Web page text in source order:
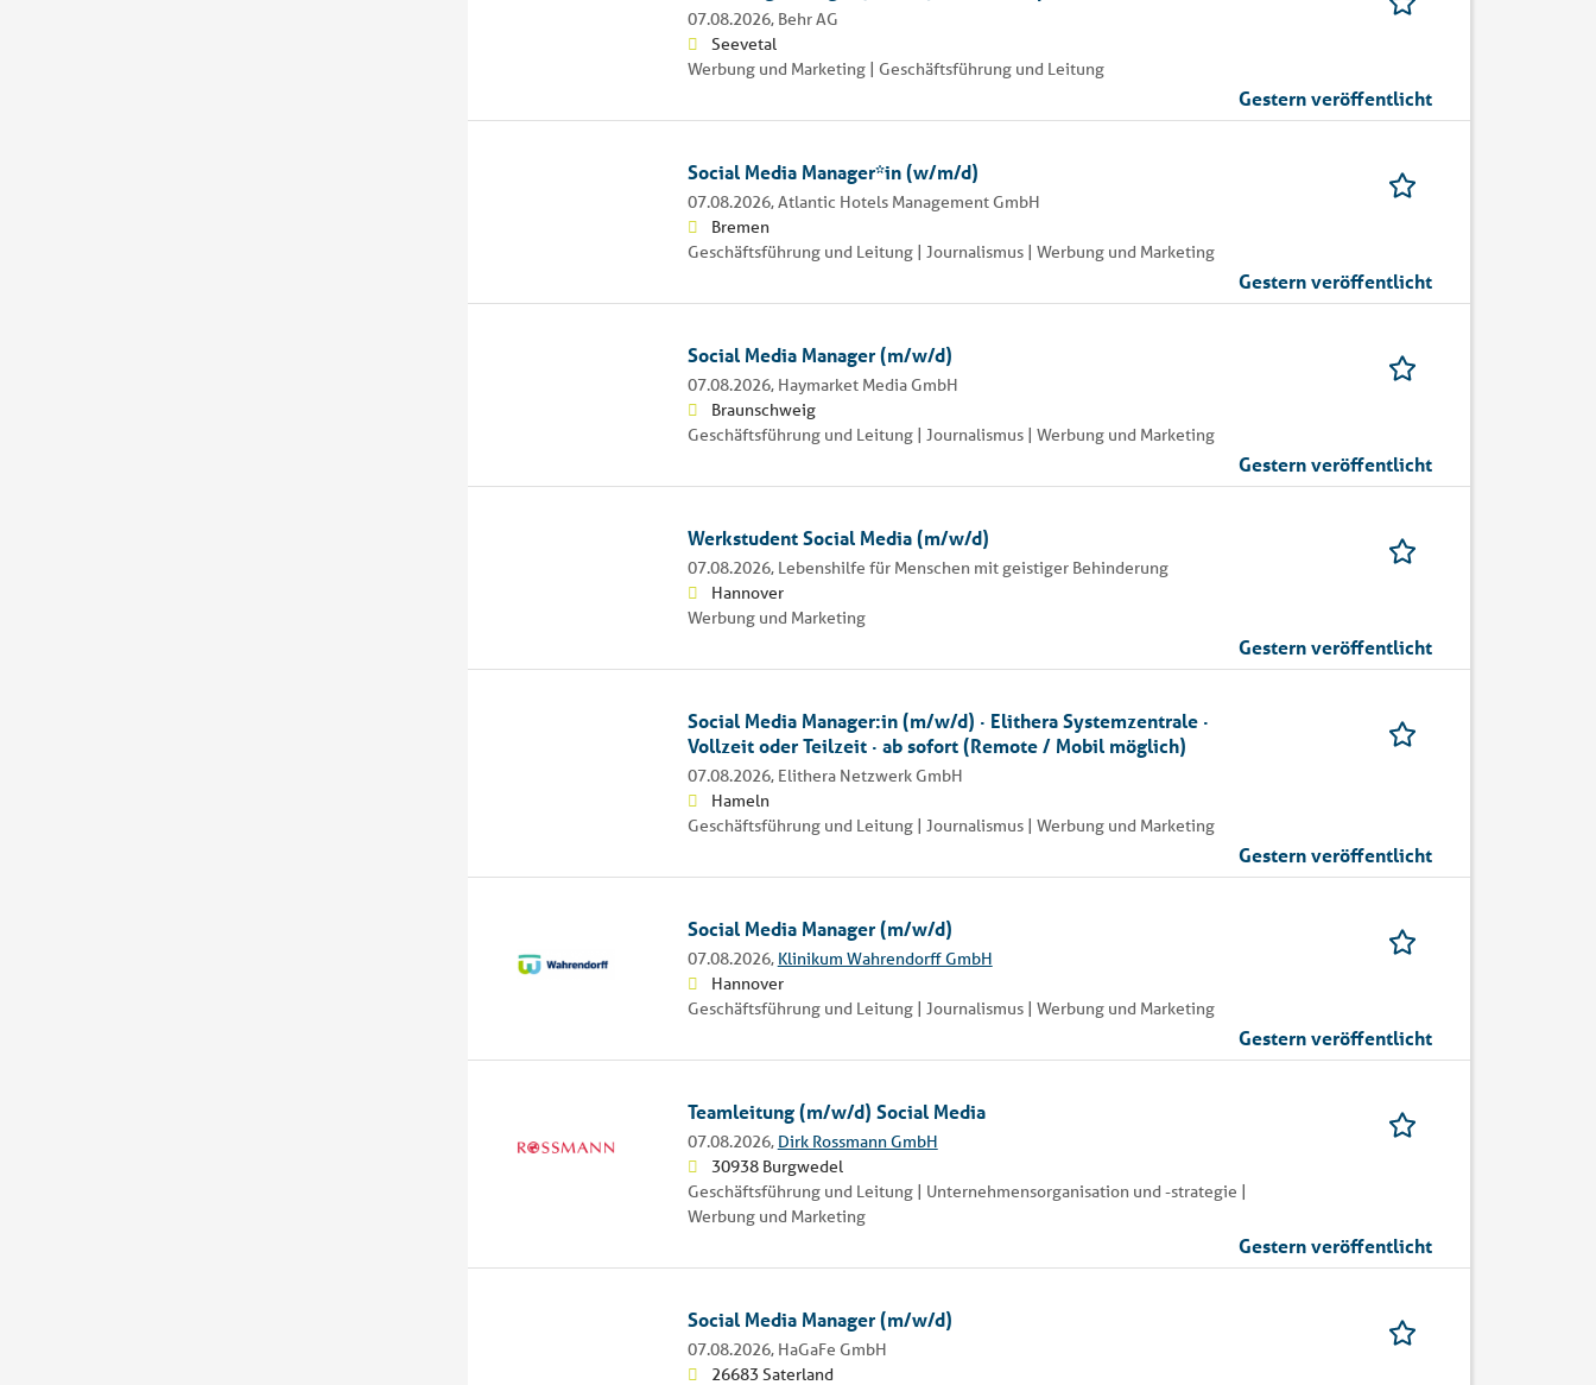
07.08.2026, Behr AG
Seevetal
Werbung und Marketing | Geschäftsführung und Leitung
Gestern veröffentlicht
Social Media Manager*in (w/m/d)
07.08.2026,Atlantic Hotels Management GmbH
Bremen
Geschäftsführung und Leitung | Journalismus | Werbung und Marketing
Gestern veröffentlicht
Social Media Manager (m/w/d)
07.08.2026, Haymarket Media GmbH
Braunschweig
Geschäftsführung und Leitung | Journalismus | Werbung und Marketing
Gestern veröffentlicht
Werkstudent Social Media (m/w/d)
07.08.2026, Lebenshilfe für Menschen mit geistiger Behinderung
Hannover
Werbung und Marketing
Gestern veröffentlicht
Social Media Manager:in (m/w/d) · Elithera Systemzentrale ·
Vollzeit oder Teilzeit · ab sofort (Remote / Mobil möglich)
07.08.2026, Elithera Netzwerk GmbH
Hameln
Geschäftsführung und Leitung | Journalismus | Werbung und Marketing
Gestern veröffentlicht
Social Media Manager (m/w/d)
07.08.2026, Klinikum Wahrendorff GmbH
Hannover
Geschäftsführung und Leitung | Journalismus | Werbung und Marketing
Gestern veröffentlicht
Teamleitung (m/w/d) Social Media
07.08.2026, Dirk Rossmann GmbH
30938 Burgwedel
Geschäftsführung und Leitung | Unternehmensorganisation und -strategie |
Werbung und Marketing
Gestern veröffentlicht
Social Media Manager (m/w/d)
07.08.2026, HaGaFe GmbH
26683 Saterland